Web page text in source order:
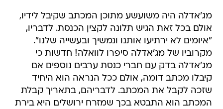
מג'אדלה היה משועשע מתוכן המכתב שקיבל לידיו,
אולם בכל זאת הגיש תלונה לקצין הכנסת. לדבריו,
"איומים לא ירתיעו אותנו ונמשיך ובעשייה שלנו".
מקרוביו של מג'אדלה סיפרו לוואלה! חדשות כי
מג'אדלה בדק עם חברי כנסת ערבים נוספים אם
קיבלו מכתב דומה, אולם ככל הנראה הוא היחיד
שזכה לקבל את המכתב. לדבריהם, בתאריך קבלת
המכתב הוא התבטא בכך שמזרח ירושלים היא בירת